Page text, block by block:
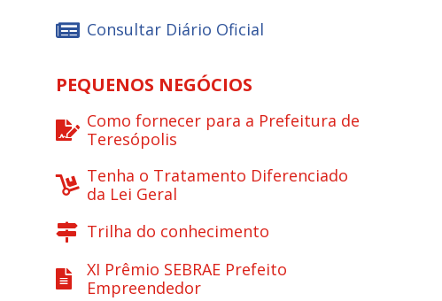
Consultar Diário Oficial
PEQUENOS NEGÓCIOS
Como fornecer para a Prefeitura de
Teresópolis
Tenha o Tratamento Diferenciado
da Lei Geral
Trilha do conhecimento
XI Prêmio SEBRAE Prefeito
Empreendedor